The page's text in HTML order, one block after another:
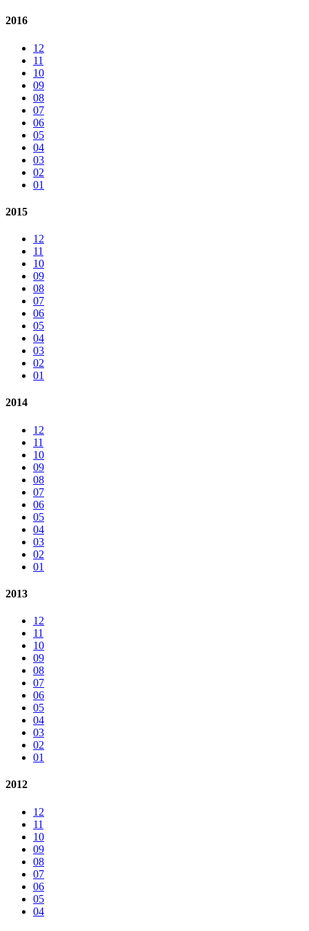
2016
12
11
10
09
08
07
06
05
04
03
02
01
2015
12
11
10
09
08
07
06
05
04
03
02
01
2014
12
11
10
09
08
07
06
05
04
03
02
01
2013
12
11
10
09
08
07
06
05
04
03
02
01
2012
12
11
10
09
08
07
06
05
04